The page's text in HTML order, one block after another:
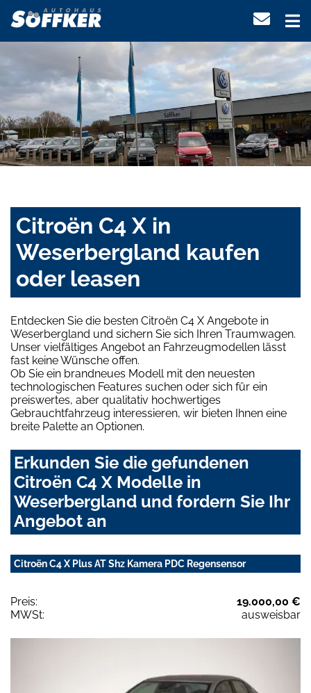
Citroën C4 X in
Weserbergland kaufen
oder leasen
Entdecken Sie die besten Citroën C4 X Angebote in
Weserbergland und sichern Sie sich Ihren Traumwagen.
Unser vielfältiges Angebot an Fahrzeugmodellen lässt
fast keine Wünsche offen.
Ob Sie ein brandneues Modell mit den neuesten
technologischen Features suchen oder sich für ein
preiswertes, aber qualitativ hochwertiges
Gebrauchtfahrzeug interessieren, wir bieten Ihnen eine
breite Palette an Optionen.
Erkunden Sie die gefundenen
Citroën C4 X Modelle in
Weserbergland und fordern Sie Ihr
Angebot an
Citroën C4 X Plus AT Shz Kamera PDC Regensensor
Preis:
19.000,00 €
MWSt:
ausweisbar